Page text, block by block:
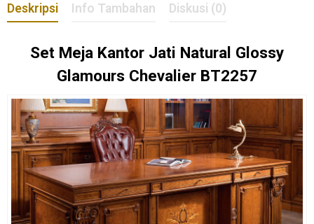
Deskripsi Info Tambahan Diskusi (0)
Set Meja Kantor Jati Natural Glossy
Glamours Chevalier BT2257